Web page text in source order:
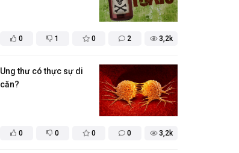
0 1 0 2 3,2k
0 0 0 0 3,2k
Ung thư có thực sự di
căn?